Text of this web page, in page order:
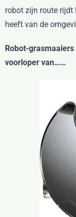
robot zijn route rijdt
heeft van de
Robot-
voorloper van……